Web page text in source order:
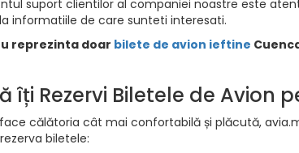
suport clientilor al companiei noastre este
informatiile de care sunteti interesati.
reprezinta doar bilete de avion ieftine
îți Rezervi Biletele de Avion
călătoria cât mai confortabilă și plăcută,
biletele: